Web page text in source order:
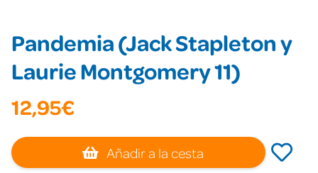
Pandemia (Jack Stapleton y
Laurie Montgomery 11)
12,95€
Añadir a la cesta